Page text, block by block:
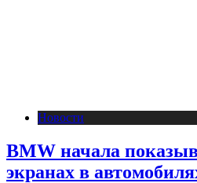
Новости
BMW начала
экранах в